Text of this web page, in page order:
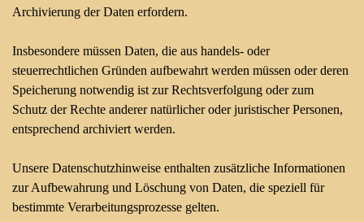
Archivierung der Daten erfordern.
Insbesondere müssen Daten, die aus handels- oder
steuerrechtlichen Gründen aufbewahrt werden müssen oder deren
Speicherung notwendig ist zur Rechtsverfolgung oder zum
Schutz der Rechte anderer natürlicher oder juristischer Personen,
entsprechend archiviert werden.
Unsere Datenschutzhinweise enthalten zusätzliche Informationen
zur Aufbewahrung und Löschung von Daten, die speziell für
bestimmte Verarbeitungsprozesse gelten.